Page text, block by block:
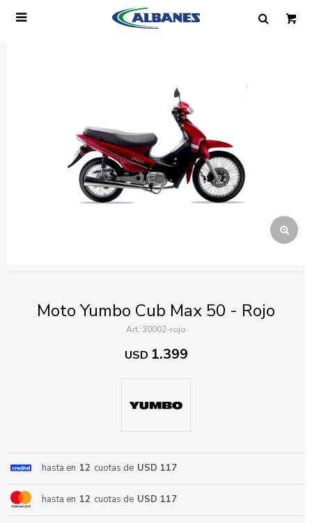

Moto Yumbo Cub Max 50 - Rojo
30002-rojo
USD 1.399
hasta en 12 cuotas de USD 117
hasta en 12 cuotas de USD 117
Correo electrónico